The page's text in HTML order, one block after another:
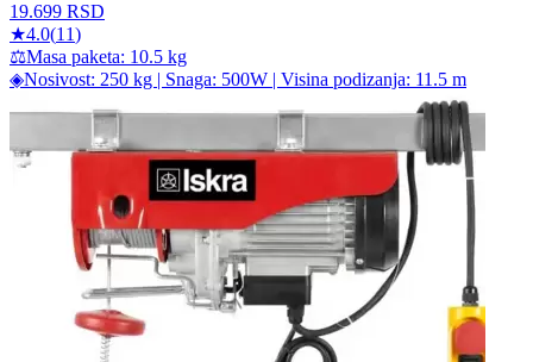
19.699 RSD
★4.0(11)
⚖Masa paketa: 10.5 kg
◈Nosivost: 250 kg | Snaga: 500W | Visina podizanja: 11.5 m